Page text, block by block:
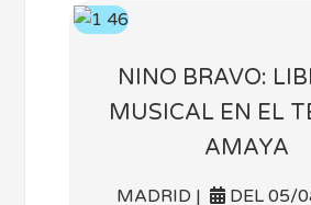
NINO BRAVO:
MUSICAL EN EL
AMAYA
MADRID |
DEL 05/